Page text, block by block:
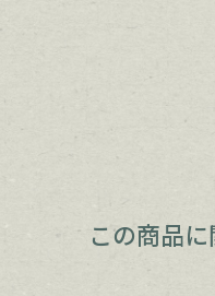
この商品